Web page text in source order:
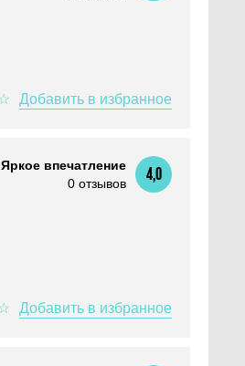
Яркое впечатление
0 отзывов
4,0